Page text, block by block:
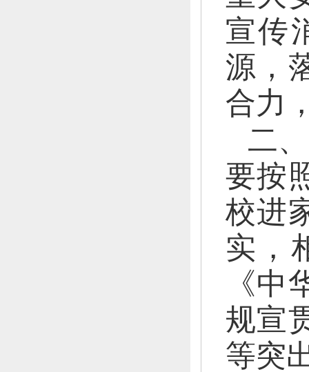
宣传
源，
合力
二、
要按
校进
实，
《
规宣
等突